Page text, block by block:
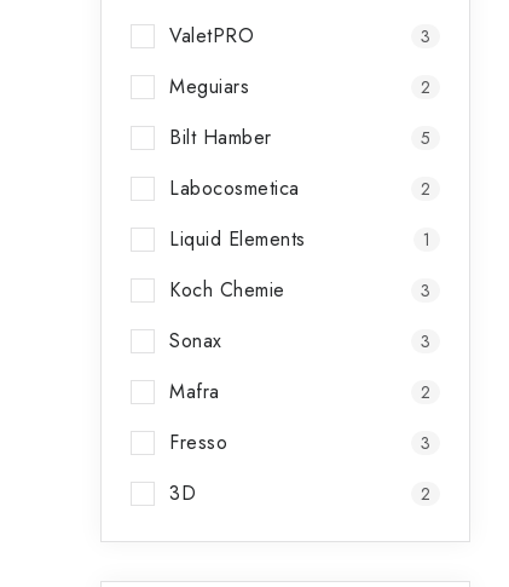
ValetPRO 3
Meguiars 2
Bilt Hamber 5
Labocosmetica 2
Liquid Elements 1
Koch Chemie 3
Sonax 3
Mafra 2
Fresso 3
3D 2